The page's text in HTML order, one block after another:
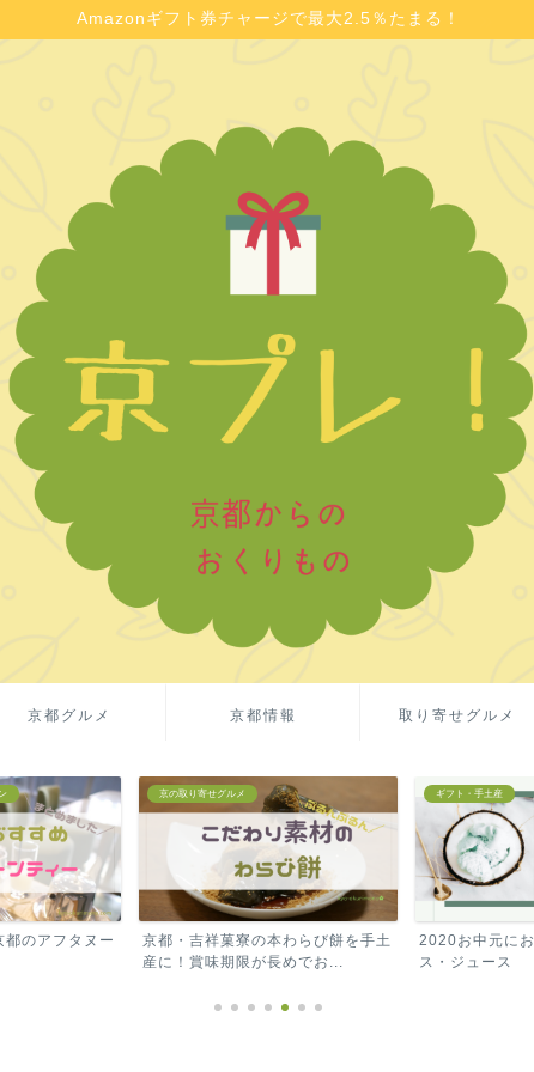
Amazonギフト券チャージで最大2.5％たまる！
京都グルメ 京都情報 取り寄せグルメ
らび餅を手土
ギフト・手土産
2020お中元におすすめ！高級アイ
ス・ジュース
ギフト・手土産
Amazonギフト